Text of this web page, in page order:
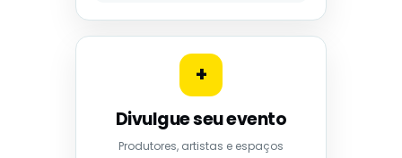
+
Divulgue seu evento
Produtores, artistas e espaços